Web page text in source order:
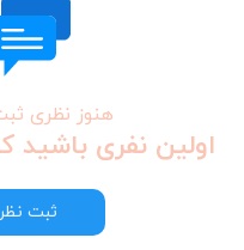
هنوز نظری
اولین نفری باشید
ثبت نظر